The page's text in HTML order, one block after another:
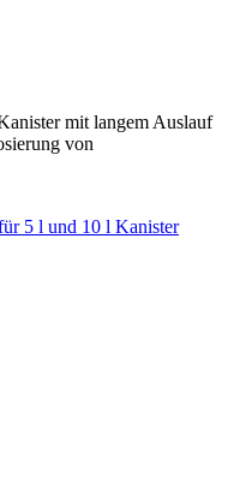
5 l und 10 l Kanister